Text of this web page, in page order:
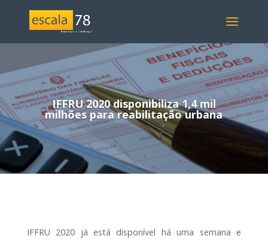
IFFRU 2020 disponibiliza 1,4 mil
milhões para reabilitação urbana
IFFRU 2020 já está disponível há uma semana e